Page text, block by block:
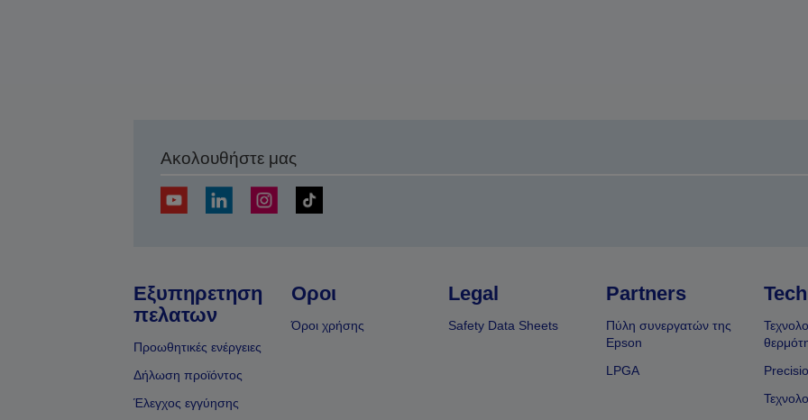
Ακολουθήστε μας
Εξυπηρετηση
πελατων
Προωθητικές ενέργειες
Δήλωση προϊόντος
Έλεγχος εγγύησης
Οροι
Όροι χρήσης
Legal
Safety Data Sheets
Partners
Πύλη συνεργατών της
Epson
LPGA